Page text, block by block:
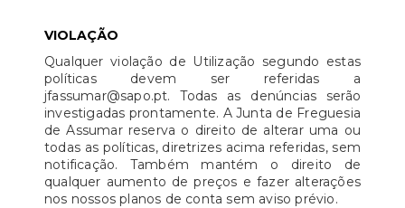
VIOLAÇÃO
Qualquer violação de Utilização segundo estas
políticas devem ser referidas a
jfassumar@sapo.pt. Todas as denúncias serão
investigadas prontamente. A Junta de Freguesia
de Assumar reserva o direito de alterar uma ou
todas as políticas, diretrizes acima referidas, sem
notificação. Também mantém o direito de
qualquer aumento de preços e fazer alterações
nos nossos planos de conta sem aviso prévio.